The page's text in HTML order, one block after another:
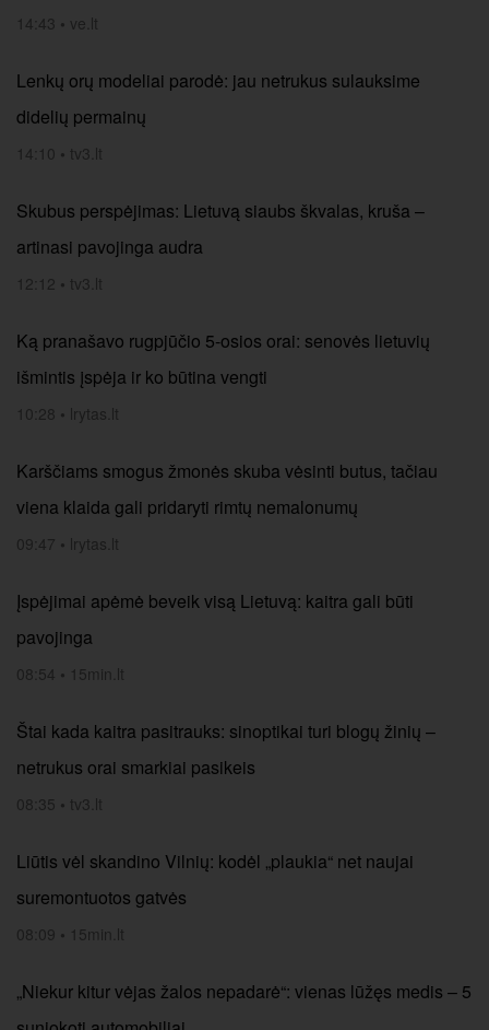
14:43 • ve.lt
Lenkų orų modeliai parodė: jau netrukus sulauksime
didelių permainų
14:10 • tv3.lt
Skubus perspėjimas: Lietuvą siaubs škvalas, kruša –
artinasi pavojinga audra
12:12 • tv3.lt
Ką pranašavo rugpjūčio 5-osios orai: senovės lietuvių
išmintis įspėja ir ko būtina vengti
10:28 • lrytas.lt
Karščiams smogus žmonės skuba vėsinti butus, tačiau
viena klaida gali pridaryti rimtų nemalonumų
09:47 • lrytas.lt
Įspėjimai apėmė beveik visą Lietuvą: kaitra gali būti
pavojinga
08:54 • 15min.lt
Štai kada kaitra pasitrauks: sinoptikai turi blogų žinių –
netrukus orai smarkiai pasikeis
08:35 • tv3.lt
Liūtis vėl skandino Vilnių: kodėl „plaukia“ net naujai
suremontuotos gatvės
08:09 • 15min.lt
„Niekur kitur vėjas žalos nepadarė“: vienas lūžęs medis – 5